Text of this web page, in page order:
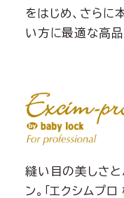
をはじめ、さらに
い方に最適な高品
縫い目の美しさ
ン。「エクシムプロ